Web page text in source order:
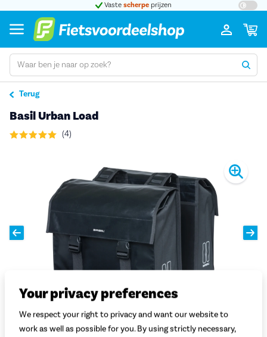
Vaste scherpe prijzen
Terug
Basil Urban Load
(4)
Your privacy preferences
We respect your right to privacy and want our website to
work as well as possible for you. By using strictly necessary,